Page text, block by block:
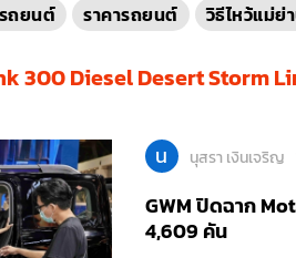
ถยนต์ ราคารถยนต์ วิธีไหว้แม่ย่
300 Diesel Desert Storm
น นุสรา เงินเจริญ
GWM ปิดฉาก
4,609 คัน